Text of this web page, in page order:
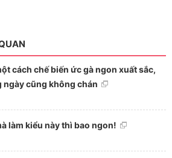
cách chế biến ức gà ngon xuất sắc,
ngày cũng không chán
làm kiểu này thì bao ngon!